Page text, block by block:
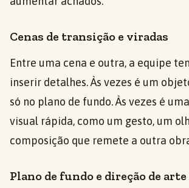
Cenas de transição e viradas
Entre uma cena e outra, a equipe
inserir detalhes. Às vezes é um
só no plano de fundo. Às vezes é
visual rápida, como um gesto, um
composição que remete a outra
Plano de fundo e direção de arte